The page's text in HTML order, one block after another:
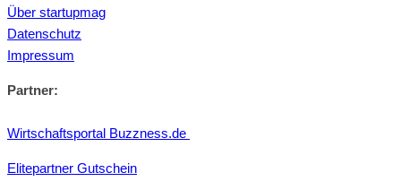
Über startupmag
Datenschutz
Impressum
Partner:
Wirtschaftsportal Buzzness.de
Elitepartner Gutschein